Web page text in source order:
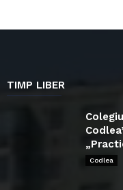
TIMP LIBER
Codlea